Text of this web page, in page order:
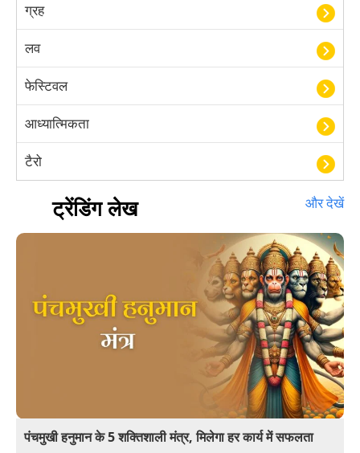
ग्रह
लव
फेस्टिवल
आध्यात्मिकता
टैरो
हस्तरेखा शास्त्र
बॉलीवुड
खेल
ट्रेंडिंग लेख और देखें
पंचमुखी हनुमान के 5 शक्तिशाली मंत्र, मिलेगा हर कार्य में सफलता